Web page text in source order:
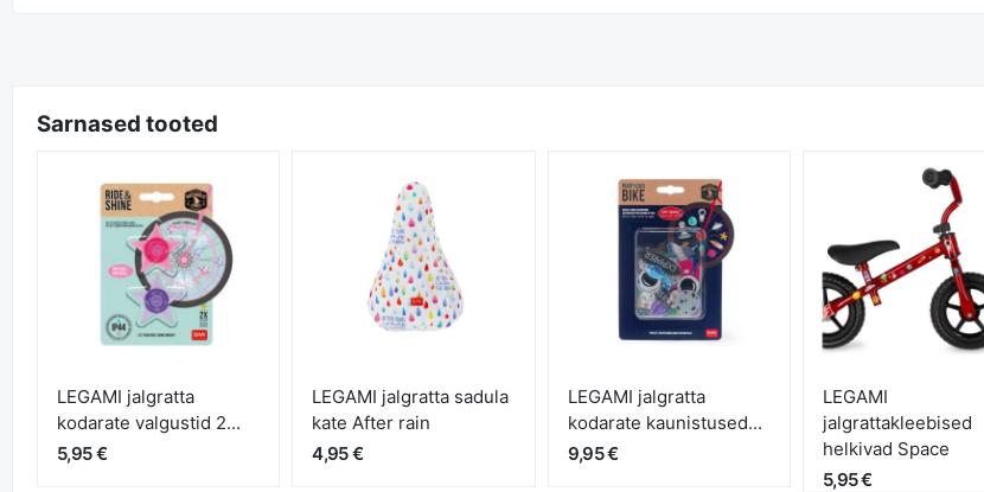
Sarnased tooted
LEGAMI jalgratta
kodarate valgustid 2...
5,95 €
LEGAMI jalgratta sadula
kate After rain
4,95 €
LEGAMI jalgratta
kodarate kaunistused...
9,95 €
LEGAMI
jalgrattakleebised
helkivad Space
5,95 €